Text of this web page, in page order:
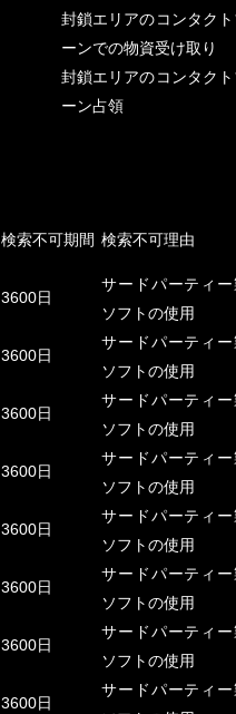
封鎖エリアのコンタク
ーンでの物資受け取り
封鎖エリアのコンタク
ーン占領
検索不可期間 検索不可理由
3600日
サードパーティー
ソフトの使用
3600日
サードパーティー
ソフトの使用
3600日
サードパーティー
ソフトの使用
3600日
サードパーティー
ソフトの使用
3600日
サードパーティー
ソフトの使用
3600日
サードパーティー
ソフトの使用
3600日
サードパーティー
ソフトの使用
3600日
サードパーティー